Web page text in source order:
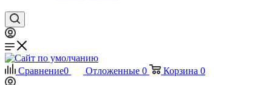
Сравнение0 Отложенные 0 Корзина 0